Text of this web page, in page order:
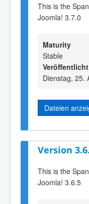
This is the
Joomla! 3.7.0
Maturity
Stable
Dienstag, 25.
Dateien
Version
This is the
Joomla! 3.6.5